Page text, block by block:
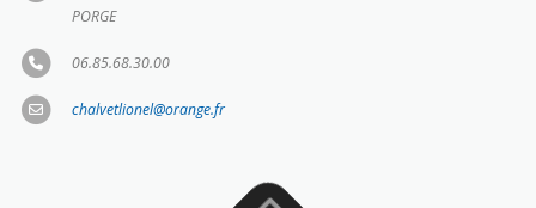
PORGE
06.85.68.30.00
chalvetlionel@orange.fr